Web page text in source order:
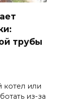
трубы
котел или
из-за